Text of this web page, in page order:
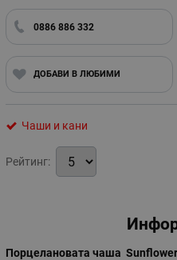
0886 886 332
ДОБАВИ В ЛЮБИМИ
Чаши и кани
Рейтинг:
Порцелановата чаша